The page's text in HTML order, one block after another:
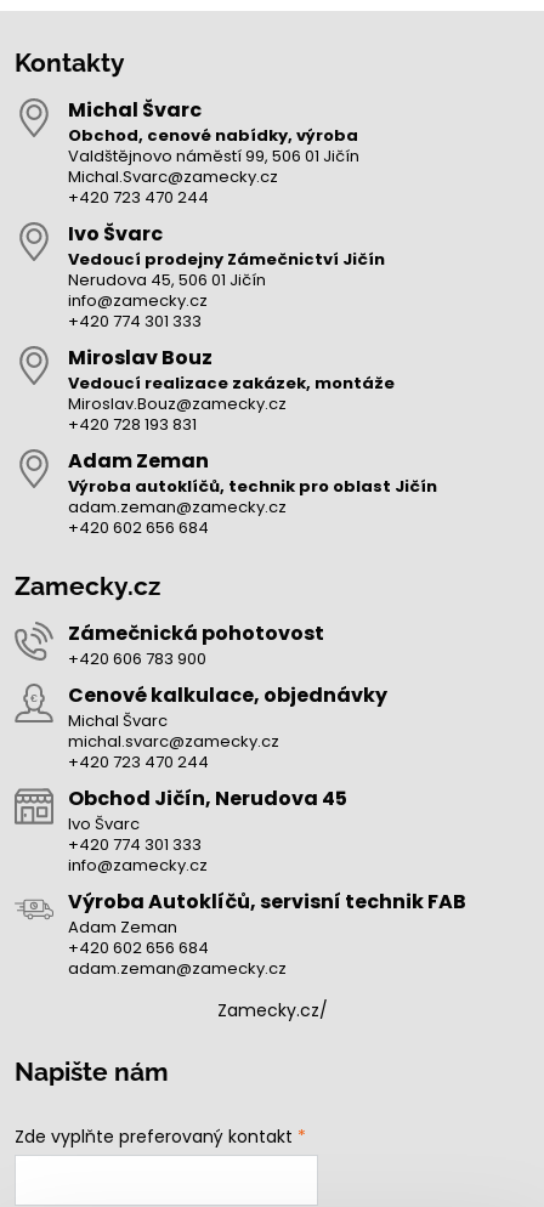
Kontakty
Michal Švarc
Obchod, cenové nabídky, výroba
Valdštějnovo náměstí 99, 506 01 Jičín
Michal.Svarc@zamecky.cz
+420 723 470 244
Ivo Švarc
Vedoucí prodejny Zámečnictví Jičín
Nerudova 45, 506 01 Jičín
info@zamecky.cz
+420 774 301 333
Miroslav Bouz
Vedoucí realizace zakázek, montáže
Miroslav.Bouz@zamecky.cz
+420 728 193 831
Adam Zeman
Výroba autoklíčů, technik pro oblast Jičín
adam.zeman@zamecky.cz
+420 602 656 684
Zamecky.cz
Zámečnická pohotovost
+420 606 783 900
Cenové kalkulace, objednávky
Michal Švarc
michal.svarc@zamecky.cz
+420 723 470 244
Obchod Jičín, Nerudova 45
Ivo Švarc
+420 774 301 333
info@zamecky.cz
Výroba Autoklíčů, servisní technik FAB
Adam Zeman
+420 602 656 684
adam.zeman@zamecky.cz
Zamecky.cz/
Napište nám
Zde vyplňte preferovaný kontakt *